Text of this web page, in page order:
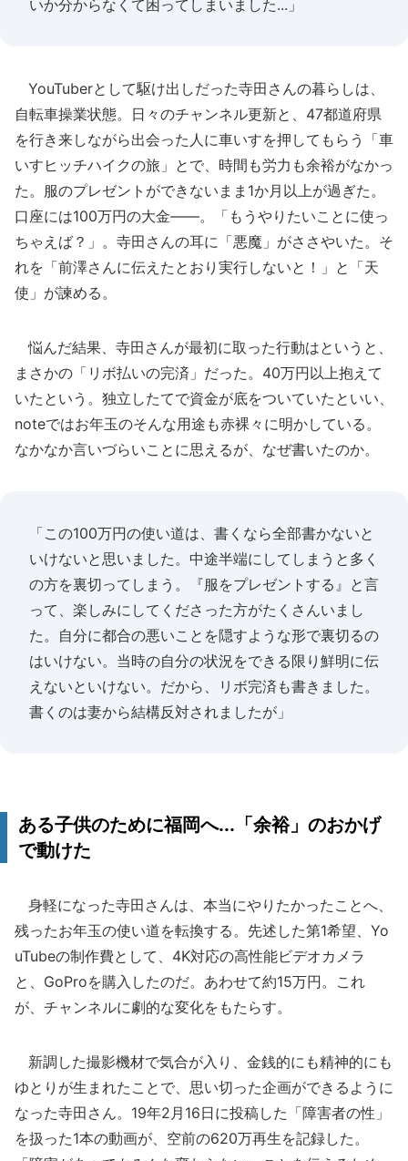
いか分からなくて困ってしまいました...」
YouTuberとして駆け出しだった寺田さんの暮らしは、
自転車操業状態。日々のチャンネル更新と、47都道府県
を行き来しながら出会った人に車いすを押してもらう「車
いすヒッチハイクの旅」とで、時間も労力も余裕がなかっ
た。服のプレゼントができないまま1か月以上が過ぎた。
口座には100万円の大金――。「もうやりたいことに使っ
ちゃえば？」。寺田さんの耳に「悪魔」がささやいた。そ
れを「前澤さんに伝えたとおり実行しないと！」と「天
使」が諫める。
悩んだ結果、寺田さんが最初に取った行動はというと、
まさかの「リボ払いの完済」だった。40万円以上抱えて
いたという。独立したてで資金が底をついていたといい、
noteではお年玉のそんな用途も赤裸々に明かしている。
なかなか言いづらいことに思えるが、なぜ書いたのか。
「この100万円の使い道は、書くなら全部書かないと
いけないと思いました。中途半端にしてしまうと多く
の方を裏切ってしまう。『服をプレゼントする』と言
って、楽しみにしてくださった方がたくさんいまし
た。自分に都合の悪いことを隠すような形で裏切るの
はいけない。当時の自分の状況をできる限り鮮明に伝
えないといけない。だから、リボ完済も書きました。
書くのは妻から結構反対されましたが」
ある子供のために福岡へ...「余裕」のおかげ
で動けた
身軽になった寺田さんは、本当にやりたかったことへ、
残ったお年玉の使い道を転換する。先述した第1希望、Yo
uTubeの制作費として、4K対応の高性能ビデオカメラ
と、GoProを購入したのだ。あわせて約15万円。これ
が、チャンネルに劇的な変化をもたらす。
新調した撮影機材で気合が入り、金銭的にも精神的にも
ゆとりが生まれたことで、思い切った企画ができるように
なった寺田さん。19年2月16日に投稿した「障害者の性」
を扱った1本の動画が、空前の620万再生を記録した。